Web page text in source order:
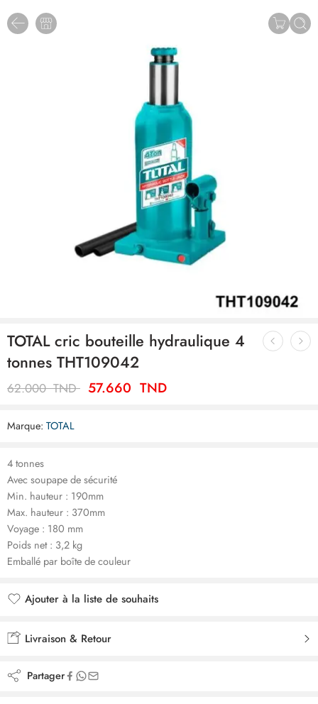
TOTAL cric bouteille hydraulique 4
tonnes THT109042
62.000TND 57.660 TND
Marque: TOTAL
4 tonnes
Avec soupape de sécurité
Min. hauteur : 190mm
Max. hauteur : 370mm
Voyage : 180 mm
Poids net : 3,2 kg
Emballé par boîte de couleur
Ajouter à la liste de souhaits
Livraison & Retour
Partager